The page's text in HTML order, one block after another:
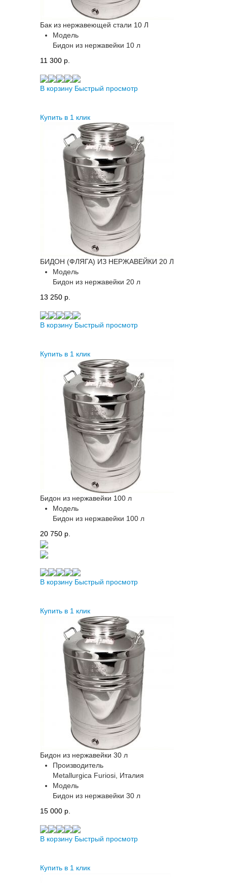
Бак из нержавеющей стали 10 Л
Модель
Бидон из нержавейки 10 л
11 300 p.
В корзину Быстрый просмотр
Купить в 1 клик
БИДОН (ФЛЯГА) ИЗ НЕРЖАВЕЙКИ 20 Л
Модель
Бидон из нержавейки 20 л
13 250 p.
В корзину Быстрый просмотр
Купить в 1 клик
Бидон из нержавейки 100 л
Модель
Бидон из нержавейки 100 л
20 750 p.
В корзину Быстрый просмотр
Купить в 1 клик
Бидон из нержавейки 30 л
Производитель
Metallurgica Furiosi, Италия
Модель
Бидон из нержавейки 30 л
15 000 p.
В корзину Быстрый просмотр
Купить в 1 клик